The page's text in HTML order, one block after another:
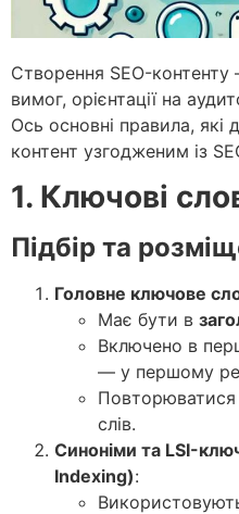
Створення SEO-контенту
вимог, орієнтації на
Ось основні правила,
контент узгодженим із
1. Ключові
Підбір та
Головне ключове
Має бути в
Включено в
— у першому
Повторюватися
слів.
Синоніми та LSI-
Indexing):